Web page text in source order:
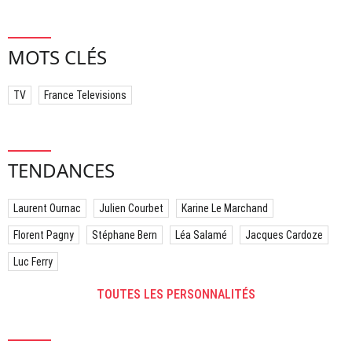
MOTS CLÉS
TV France Televisions
TENDANCES
Laurent Ournac Julien Courbet Karine Le Marchand
Florent Pagny Stéphane Bern Léa Salamé Jacques Cardoze
Luc Ferry
TOUTES LES PERSONNALITÉS